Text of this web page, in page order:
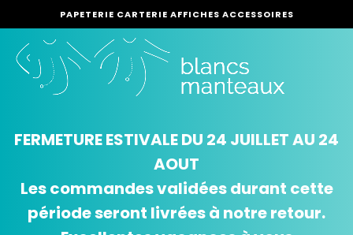
PAPETERIE CARTERIE AFFICHES ACCESSOIRES
FERMETURE ESTIVALE DU 24 JUILLET AU 24
AOUT
Les commandes validées durant cette
période seront livrées à notre retour.